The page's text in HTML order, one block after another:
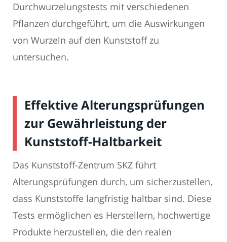
Durchwurzelungstests mit verschiedenen
Pflanzen durchgeführt, um die Auswirkungen
von Wurzeln auf den Kunststoff zu
untersuchen.
Effektive Alterungsprüfungen
zur Gewährleistung der
Kunststoff-Haltbarkeit
Das Kunststoff-Zentrum SKZ führt
Alterungsprüfungen durch, um sicherzustellen,
dass Kunststoffe langfristig haltbar sind. Diese
Tests ermöglichen es Herstellern, hochwertige
Produkte herzustellen, die den realen